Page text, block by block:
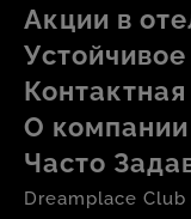
Акции в
Контактная
О компании
Часто
Dreamplace Club